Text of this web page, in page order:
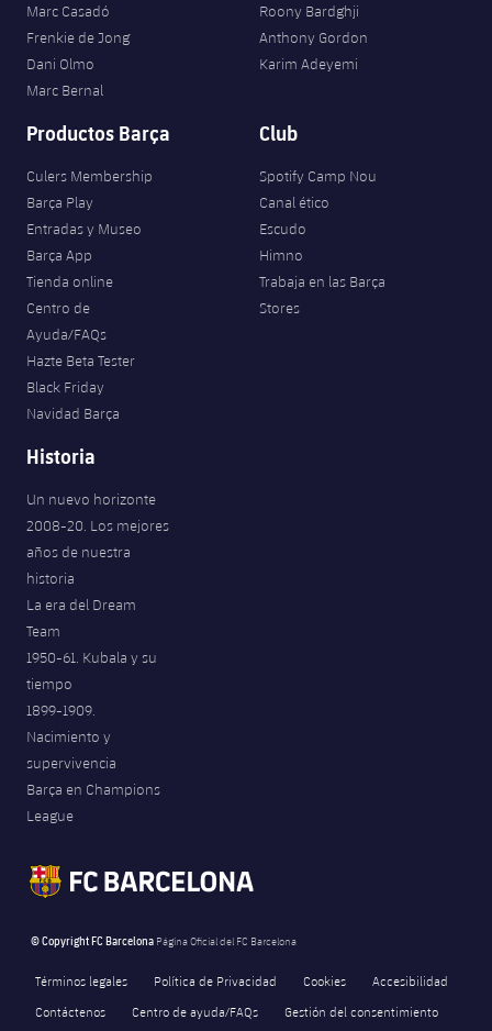
Marc Casadó
Frenkie de Jong
Dani Olmo
Marc Bernal
Roony Bardghji
Anthony Gordon
Karim Adeyemi
Productos Barça
Culers Membership
Barça Play
Entradas y Museo
Barça App
Tienda online
Centro de
Ayuda/FAQs
Hazte Beta Tester
Black Friday
Navidad Barça
Club
Spotify Camp Nou
Canal ético
Escudo
Himno
Trabaja en las Barça
Stores
Historia
Un nuevo horizonte
2008-20. Los mejores
años de nuestra
historia
La era del Dream
Team
1950-61. Kubala y su
tiempo
1899-1909.
Nacimiento y
supervivencia
Barça en Champions
League
© Copyright FC Barcelona Página Oficial del FC Barcelona
Términos legales Política de Privacidad Cookies
Accesibilidad
Contáctenos
Centro de ayuda/FAQs Gestión del consentimiento